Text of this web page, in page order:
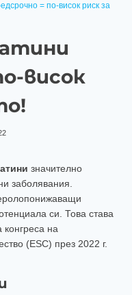
= по-висок риск за
висок
значително
заболявания.
си. Това става
конгреса на
(ESC) през 2022 г.